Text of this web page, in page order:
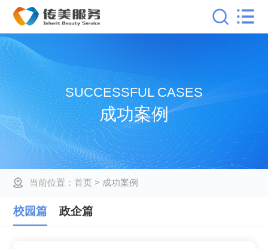
SUCCESSFUL CASES
成功案例
当前位置：首页 > 成功案例
校园篇 政企篇